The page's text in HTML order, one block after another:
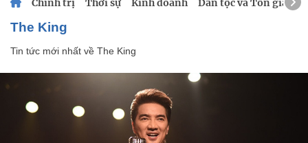
Chính trị Thời sự Kinh doanh Dân tộc và Tôn giáo
The King
Tin tức mới nhất về The King